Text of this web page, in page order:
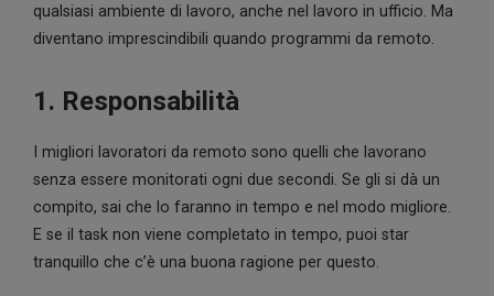
qualsiasi ambiente di lavoro, anche nel lavoro in ufficio. Ma
diventano imprescindibili quando programmi da remoto.
1. Responsabilità
I migliori lavoratori da remoto sono quelli che lavorano
senza essere monitorati ogni due secondi. Se gli si dà un
compito, sai che lo faranno in tempo e nel modo migliore.
E se il task non viene completato in tempo, puoi star
tranquillo che c’è una buona ragione per questo.